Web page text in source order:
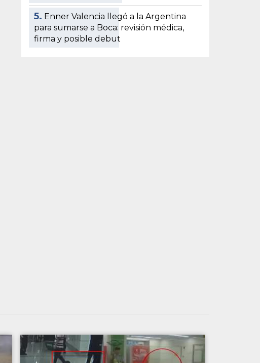
5. Enner Valencia llegó a la Argentina
para sumarse a Boca: revisión médica,
firma y posible debut